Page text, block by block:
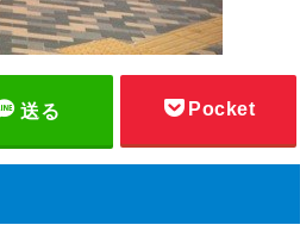
送る Pocket